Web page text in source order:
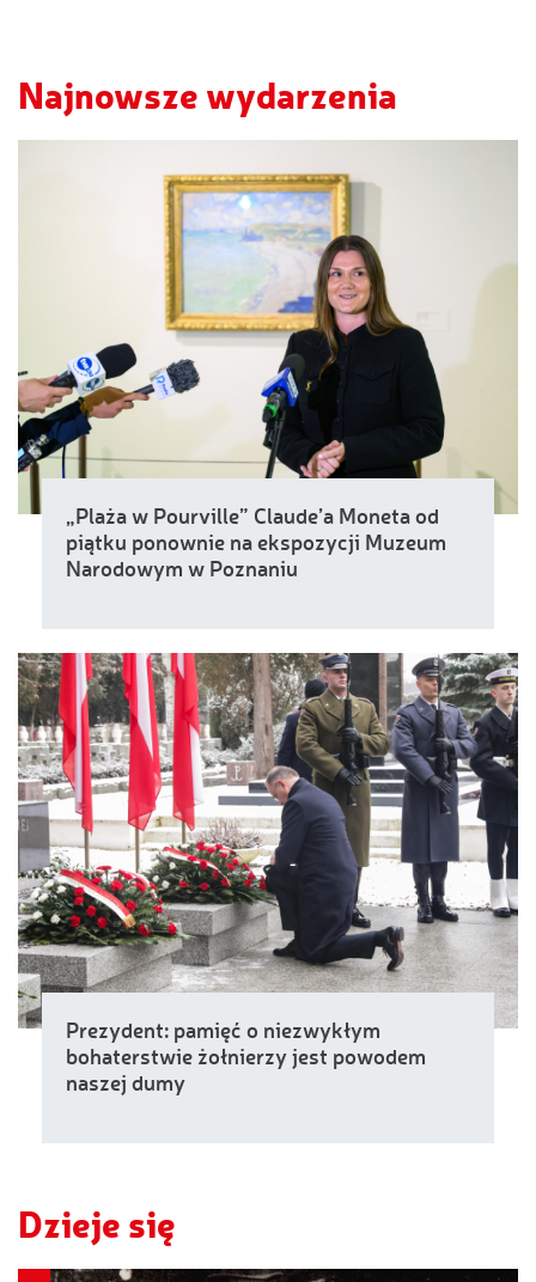
Najnowsze wydarzenia
„Plaża w Pourville” Claude’a Moneta od
piątku ponownie na ekspozycji Muzeum
Narodowym w Poznaniu
Prezydent: pamięć o niezwykłym
bohaterstwie żołnierzy jest powodem
naszej dumy
Dzieje się